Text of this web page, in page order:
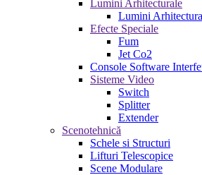
Lumini Arhitecturale
Lumini
Efecte Speciale
Fum
Jet Co2
Console Software
Sisteme Video
Switch
Splitter
Extender
Scenotehnică
Schele si Structuri
Lifturi Telescopice
Scene Modulare